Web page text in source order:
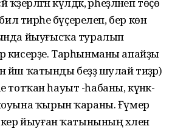
тирәһе бүҫерелеп, бер көн
йыуғысҡа туралып
кисерҙе. Тарһынманы апайҙы
йәш ҡатынды беҙҙә шулай тиҙәр)
тотҡан һауыт -һабаны, күнәк-
ҡырын ҡараны. Ғүмер
йыуған ҡатынының хәлен